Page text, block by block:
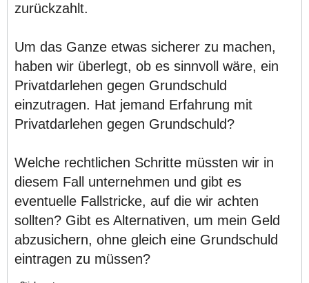
zurückzahlt.
Um das Ganze etwas sicherer zu machen,
haben wir überlegt, ob es sinnvoll wäre, ein
Privatdarlehen gegen Grundschuld
einzutragen. Hat jemand Erfahrung mit
Privatdarlehen gegen Grundschuld?
Welche rechtlichen Schritte müssten wir in
diesem Fall unternehmen und gibt es
eventuelle Fallstricke, auf die wir achten
sollten? Gibt es Alternativen, um mein Geld
abzusichern, ohne gleich eine Grundschuld
eintragen zu müssen?